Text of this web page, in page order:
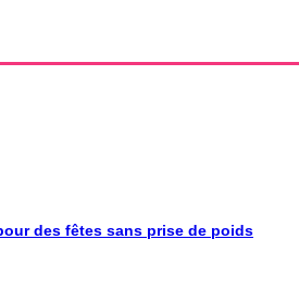
des fêtes sans prise de poids